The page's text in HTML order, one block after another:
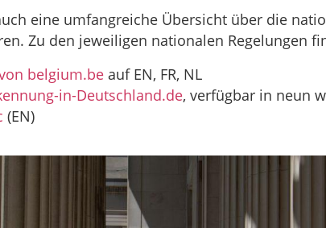
eine umfangreiche Übersicht über die
Zu den jeweiligen nationalen Regelungen
belgium.be auf EN, FR, NL
in-Deutschland.de, verfügbar in neun
(EN)